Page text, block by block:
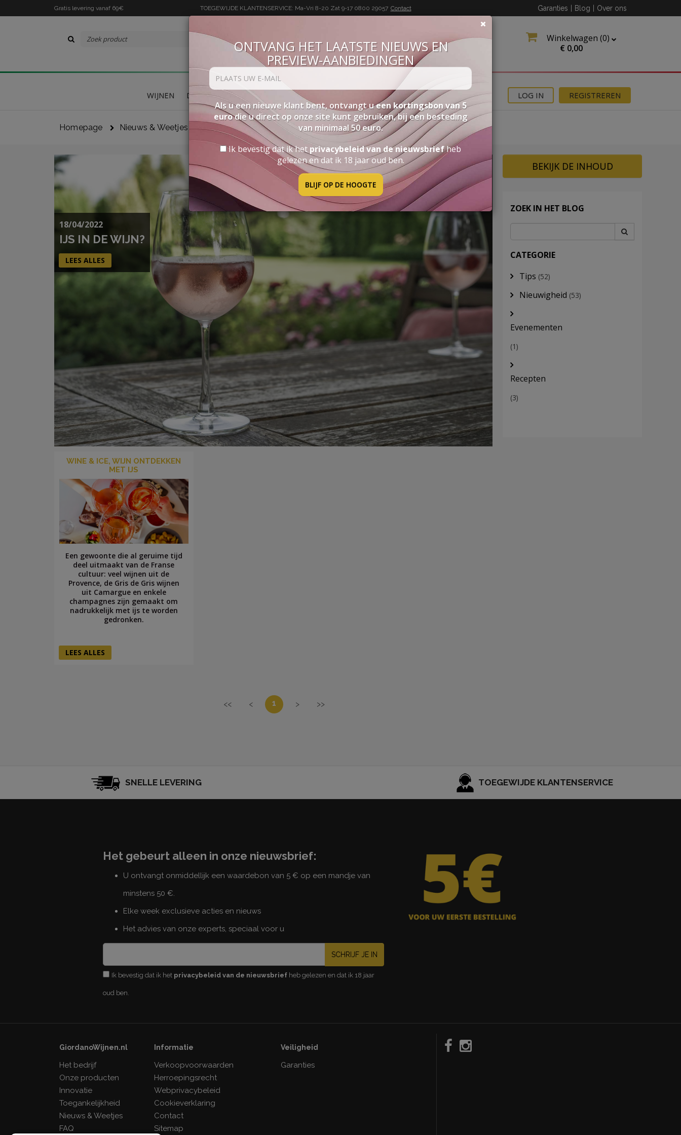
Gratis levering vanaf 69€ TOEGEWIJDE KLANTENSERVICE: Ma-Vri 8-20 Zat 9-170800 29057 Contact Garanties Blog Over ons
Winkelwagen (0)
€ 0,00
WIJNEN DELICATESSEN PAKKETTEN ACCESSOIRES PROMOTIES REGISTREREN
LOG IN
Homepage Nieuws & Weetjes
18/04/2022
IJS IN DE WIJN?
LEES ALLES
WINE & ICE, WIJN ONTDEKKEN
MET IJS
Een gewoonte die al geruime tijd
deel uitmaakt van de Franse
cultuur: veel wijnen uit de
Provence, de Gris de Gris wijnen
uit Camargue en enkele
champagnes zijn gemaakt om
nadrukkelijk met ijs te worden
gedronken.
LEES ALLES
BEKIJK DE INHOUD
ZOEK IN HET BLOG
CATEGORIE
Tips (52)
Nieuwigheid (53)
Evenementen
(1)
Recepten
(3)
<< < 1 > >>
SNELLE LEVERING TOEGEWIJDE KLANTENSERVICE
Het gebeurt alleen in onze nieuwsbrief:
U ontvangt onmiddellijk een waardebon van 5 € op een mandje van
minstens 50 €.
Elke week exclusieve acties en nieuws
Het advies van onze experts, speciaal voor u
SCHRIJF JE IN
Ik bevestig dat ik het privacybeleid van de nieuwsbriefheb gelezen en dat ik 18 jaar
oud ben.
GiordanoWijnen.nl
Het bedrijf
Onze producten
Innovatie
Toegankelijkheid
Nieuws & Weetjes
FAQ
Informatie
Verkoopvoorwaarden
Herroepingsrecht
Webprivacybeleid
Cookieverklaring
Contact
Sitemap
Veiligheid
Garanties
ONTVANG HET LAATSTE NIEUWS EN
PREVIEW-AANBIEDINGEN
Als u een nieuwe klant bent, ontvangt ueen kortingsbon van 5
eurodie u direct op onze site kunt gebruiken, bij een besteding
van minimaal 50 euro.
Ik bevestig dat ik het privacybeleid van de nieuwsbriefheb
gelezen en dat ik 18 jaar oud ben.
BLIJF OP DE HOOGTE